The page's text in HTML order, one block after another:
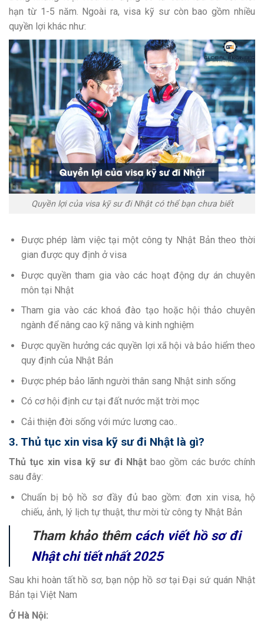
hạn từ 1-5 năm. Ngoài ra, visa kỹ sư còn bao gồm nhiều
quyền lợi khác như:
Quyền lợi của visa kỹ sư đi Nhật có thể bạn chưa biết
Được phép làm việc tại một công ty Nhật Bản theo thời
gian được quy định ở visa
Được quyền tham gia vào các hoạt động dự án chuyên
môn tại Nhật
Tham gia vào các khoá đào tạo hoặc hội thảo chuyên
ngành để nâng cao kỹ năng và kinh nghiệm
Được quyền hưởng các quyền lợi xã hội và bảo hiểm theo
quy định của Nhật Bản
Được phép bảo lãnh người thân sang Nhật sinh sống
Có cơ hội định cư tại đất nước mặt trời mọc
Cải thiện đời sống với mức lương cao..
3. Thủ tục xin visa kỹ sư đi Nhật là gì?
Thủ tục xin visa kỹ sư đi Nhậtbao gồm các bước chính
sau đây:
Chuẩn bị bộ hồ sơ đầy đủ bao gồm: đơn xin visa, hộ
chiếu, ảnh, lý lịch tự thuật, thư mời từ công ty Nhật Bản
Tham khảo thêm cách viết hồ sơ đi
Nhật chi tiết nhất 2025
Sau khi hoàn tất hồ sơ, bạn nộp hồ sơ tại Đại sứ quán Nhật
Bản tại Việt Nam
Ở Hà Nội: